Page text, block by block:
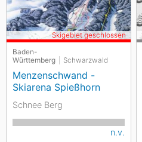
Baden-
Württemberg
Schwarzwald
Menzenschwand -
Skiarena Spießhorn
Skigebiet geschlossen
Schnee Berg
n.v.